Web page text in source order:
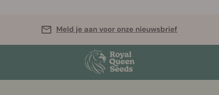
Meld je aan voor onze nieuwsbrief